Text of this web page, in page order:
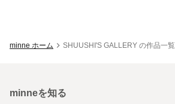
minne ホーム SHUUSHI'S GALLERY の作品一覧
minneを知る